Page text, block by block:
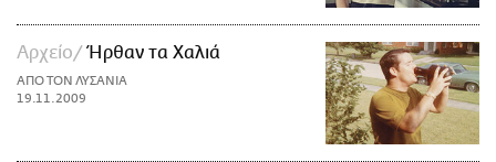
Αρχείο Ήρθαν τα Χαλιά
ΑΠΟ ΤΟΝ ΛΥΣΑΝΙΑ
19.11.2009